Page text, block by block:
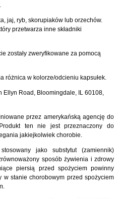
jaj, ryb, skorupiaków lub orzechów.
przetwarza inne składniki
zostały zweryfikowane za pomocą
różnica w kolorze/odcieniu kapsułek.
Ellyn Road, Bloomingdale, IL 60108,
przez amerykańską agencję do
ten nie jest przeznaczony do
jakiejkolwiek chorobie.
jako substytut (zamiennik)
sposób żywienia i zdrowy
piersią przed spożyciem powinny
w stanie chorobowym przed spożyciem